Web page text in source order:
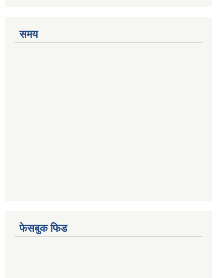
समय
फेसबुक फिड